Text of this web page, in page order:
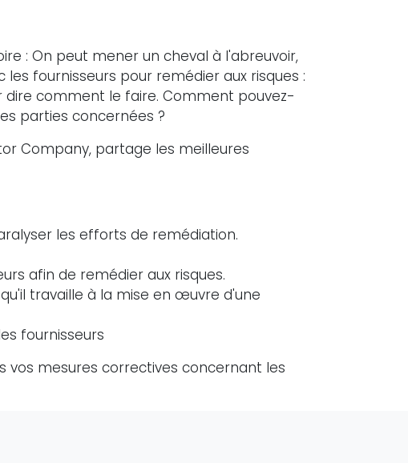
: On peut mener un cheval à l'abreuvoir,
fournisseurs pour remédier aux risques :
dire comment le faire. Comment pouvez-
parties concernées ?
Company, partage les meilleures
les efforts de remédiation.
afin de remédier aux risques.
travaille à la mise en œuvre d'une
fournisseurs
vos mesures correctives concernant les